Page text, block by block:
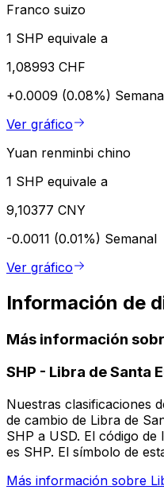
Franco suizo
1 SHP equivale a
1,08993 CHF
+0.0009 (0.08%)
Ver gráfico
Yuan renminbi chino
1 SHP equivale a
9,10377 CNY
-0.0011 (0.01%) Semanal
Ver gráfico
Información de
Más información
SHP - Libra de Santa
Nuestras clasificaciones
de cambio de Libra de
SHP a USD. El código de
es SHP. El símbolo de
Más información sobre